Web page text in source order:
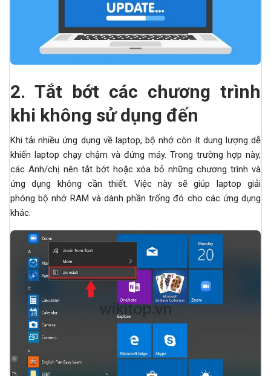
2. Tắt bớt các chương trình
khi không sử dụng đến
Khi tải nhiều ứng dụng về laptop, bộ nhớ còn ít dung lượng dễ
khiến laptop chạy chậm và đứng máy. Trong trường hợp này,
các Anh/chị nên tắt bớt hoặc xóa bỏ những chương trình và
ứng dụng không cần thiết. Việc này sẽ giúp laptop giải
phóng bộ nhớ RAM và dành phần trống đó cho các ứng dụng
khác.